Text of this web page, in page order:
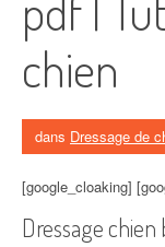
chien
dans Dressage de
[google_cloaking]
Dressage